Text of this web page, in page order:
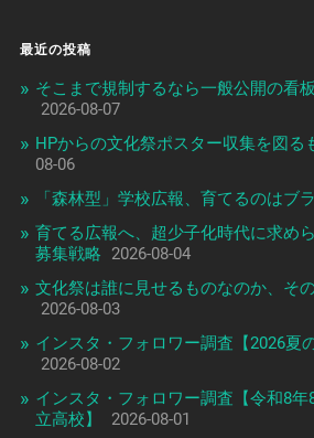
最近の投稿
そこまで規制するなら一般公開の看
2026-08-07
HPからの文化祭ポスター収集を図る
08-06
「森林型」学校広報、育てるのはブ
育てる広報へ、超少子化時代に求め
募集戦略
2026-08-04
文化祭は誰に見せるものなのか、そ
2026-08-03
インスタ・フォロワー調査【2026夏
2026-08-02
インスタ・フォロワー調査【令和8
立高校】
2026-08-01